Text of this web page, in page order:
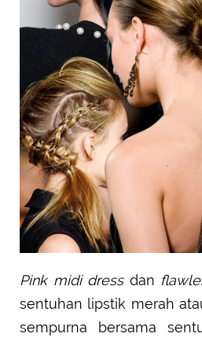
Pink midi dressdan
sentuhan lipstik merah
sempurna bersama